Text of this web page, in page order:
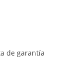
de garantía